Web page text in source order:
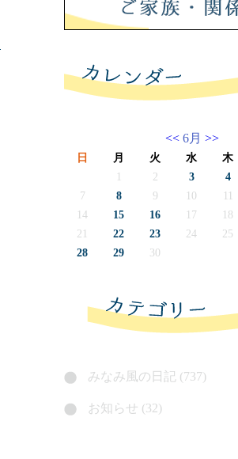
<< 6月 >>
日 月 火 水 木
2 3 4
7
8 9 10
14
15 16 17 18
21
22 23 24 25
28
29 30
みなみ風の日記 (737)
お知らせ (32)